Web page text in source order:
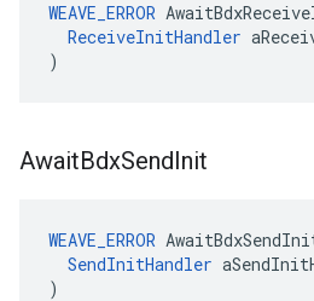
WEAVE_ERROR
ReceiveInitHandler
)
AwaitBdxSendInit
WEAVE_ERROR
SendInitHandler
)